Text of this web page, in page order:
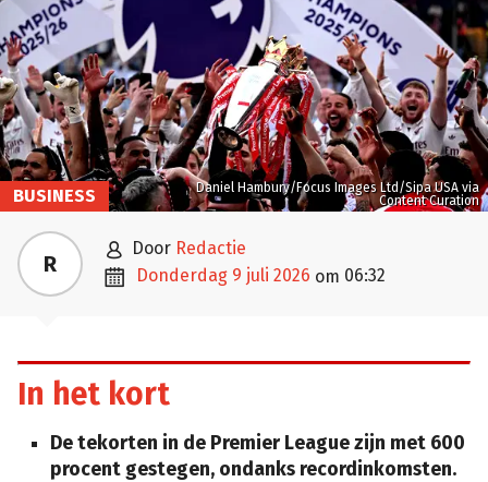
Daniel Hambury/Focus Images Ltd/Sipa USA via
Content Curation
BUSINESS
R  door Redactie
 donderdag 9 juli 2026 om 06:32
In het kort
De tekorten in de Premier League zijn met 600
procent gestegen, ondanks recordinkomsten.